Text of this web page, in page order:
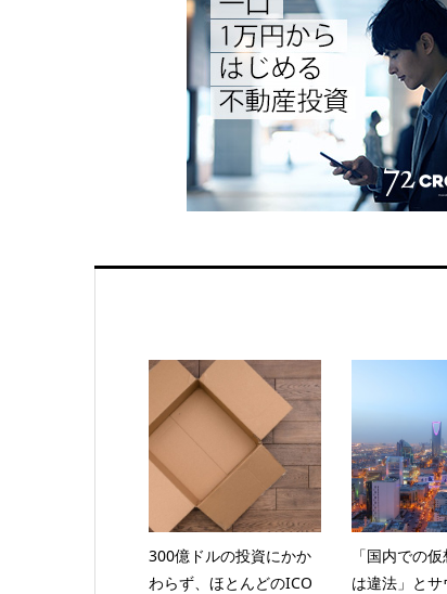
300億ドルの投資にかか
わらず、ほとんどのICO
「国内での
は違法」と